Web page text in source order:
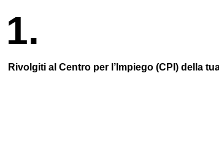
1.
Rivolgiti al Centro per l’Impiego (CPI) della